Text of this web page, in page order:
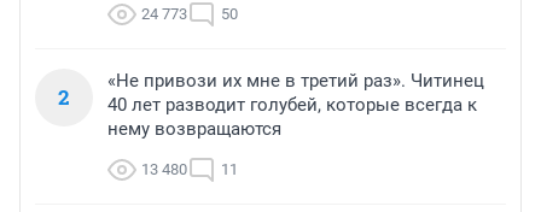
24 773 50
2
«Не привози их мне в третий раз». Читинец
40 лет разводит голубей, которые всегда к
нему возвращаются
13 480 11